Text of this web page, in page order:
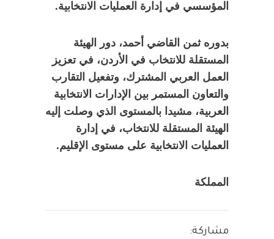
المؤسسي في إدارة العمليات الانتخابية.
بدوره ثمن القاضي أحمد، دور الهيئة
المستقلة للانتخاب في الأردن، في تعزيز
العمل العربي المشترك، وتفعيل التقارب
والتعاون المستمر بين الإدارات الانتخابية
العربية، مشيدا بالمستوى الذي وصلت إليه
الهيئة المستقلة للانتخاب، في إدارة
العمليات الانتخابية على مستوى الإقليم.
المملكة
مشاركة: